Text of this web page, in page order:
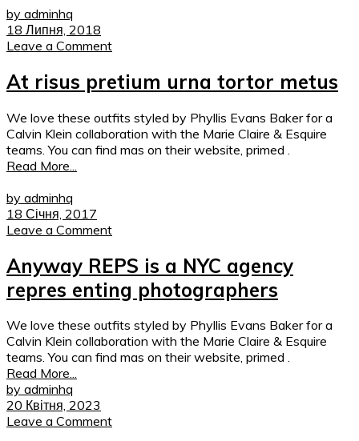
by adminhq
18 Липня, 2018
Leave a Comment
At risus pretium urna tortor metus
We love these outfits styled by Phyllis Evans Baker for a
Calvin Klein collaboration with the Marie Claire & Esquire
teams. You can find mas on their website, primed .
Read More...
by adminhq
18 Січня, 2017
Leave a Comment
Anyway REPS is a NYC agency
repres enting photographers
We love these outfits styled by Phyllis Evans Baker for a
Calvin Klein collaboration with the Marie Claire & Esquire
teams. You can find mas on their website, primed .
Read More...
by adminhq
20 Квітня, 2023
Leave a Comment